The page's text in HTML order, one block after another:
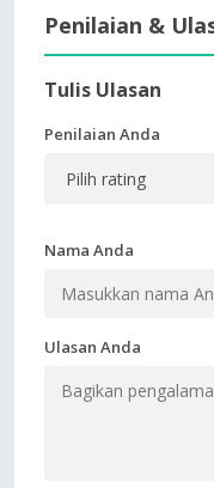
Penilaian &
Tulis Ulasan
Penilaian Anda
Nama Anda
Ulasan Anda